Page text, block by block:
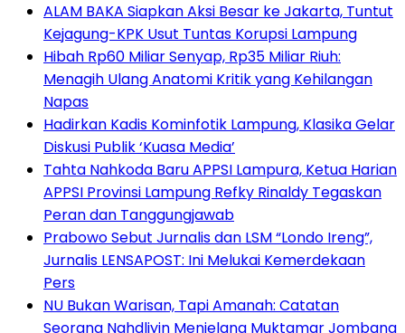
ALAM BAKA Siapkan Aksi Besar ke Jakarta, Tuntut
Kejagung-KPK Usut Tuntas Korupsi Lampung
Hibah Rp60 Miliar Senyap, Rp35 Miliar Riuh:
Menagih Ulang Anatomi Kritik yang Kehilangan
Napas
Hadirkan Kadis Kominfotik Lampung, Klasika Gelar
Diskusi Publik ‘Kuasa Media’
Tahta Nahkoda Baru APPSI Lampura, Ketua Harian
APPSI Provinsi Lampung Refky Rinaldy Tegaskan
Peran dan Tanggungjawab
Prabowo Sebut Jurnalis dan LSM “Londo Ireng”,
Jurnalis LENSAPOST: Ini Melukai Kemerdekaan
Pers
NU Bukan Warisan, Tapi Amanah: Catatan
Seorang Nahdliyin Menjelang Muktamar Jombang